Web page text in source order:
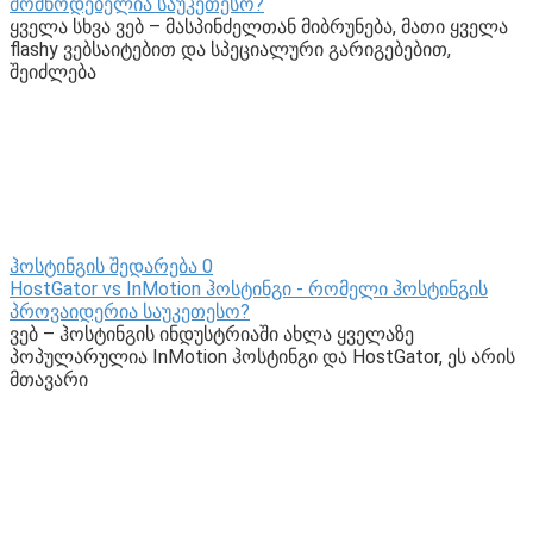
ყველა სხვა ვებ – მასპინძელთან მიბრუნება, მათი ყველა
flashy ვებსაიტებით და სპეციალური გარიგებებით,
შეიძლება
ჰოსტინგის შედარება 0
HostGator vs InMotion ჰოსტინგი - რომელი ჰოსტინგის
პროვაიდერია საუკეთესო?
ვებ – ჰოსტინგის ინდუსტრიაში ახლა ყველაზე
პოპულარულია InMotion ჰოსტინგი და HostGator, ეს არის
მთავარი